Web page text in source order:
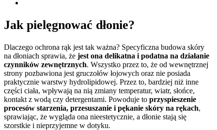
Jak pielęgnować dłonie?
Dlaczego ochrona rąk jest tak ważna? Specyficzna budowa skóry
na dłoniach sprawia, że jest ona delikatna i podatna na działanie
czynników zewnętrznych. Wszystko przez to, że od wewnętrznej
strony pozbawiona jest gruczołów łojowych oraz nie posiada
praktycznie warstwy hydrolipidowej. Przez to, bardziej niż inne
części ciała, wpływają na nią zmiany temperatur, wiatr, słońce,
kontakt z wodą czy detergentami. Powoduje to przyspieszenie
procesów starzenia, przesuszanie i pękanie skóry na rękach,
sprawiając, że wygląda ona nieestetycznie, a dłonie stają się
szorstkie i nieprzyjemne w dotyku.